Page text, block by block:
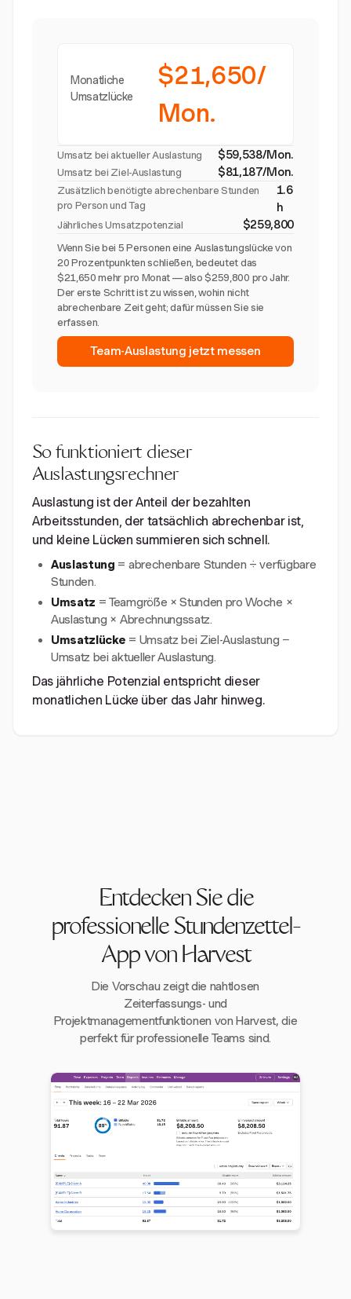
Monatliche
Umsatzlücke
$21,650/
Mon.
Umsatz bei aktueller Auslastung $59,538/Mon.
Umsatz bei Ziel-Auslastung $81,187/Mon.
Zusätzlich benötigte abrechenbare Stunden
pro Person und Tag
1.6
h
Jährliches Umsatzpotenzial $259,800
Wenn Sie bei 5 Personen eine Auslastungslücke von
20 Prozentpunkten schließen, bedeutet das
$21,650 mehr pro Monat — also $259,800 pro Jahr.
Der erste Schritt ist zu wissen, wohin nicht
abrechenbare Zeit geht; dafür müssen Sie sie
erfassen.
Team-Auslastung jetzt messen
So funktioniert dieser
Auslastungsrechner
Auslastung ist der Anteil der bezahlten
Arbeitsstunden, der tatsächlich abrechenbar ist,
und kleine Lücken summieren sich schnell.
Auslastung = abrechenbare Stunden ÷ verfügbare
Stunden.
Umsatz = Teamgröße × Stunden pro Woche ×
Auslastung × Abrechnungssatz.
Umsatzlücke = Umsatz bei Ziel-Auslastung −
Umsatz bei aktueller Auslastung.
Das jährliche Potenzial entspricht dieser
monatlichen Lücke über das Jahr hinweg.
Entdecken Sie die
professionelle Stundenzettel-
App von Harvest
Die Vorschau zeigt die nahtlosen
Zeiterfassungs- und
Projektmanagementfunktionen von Harvest, die
perfekt für professionelle Teams sind.